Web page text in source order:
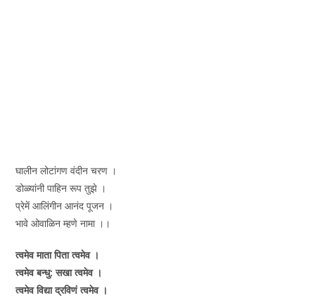
घालीन लोटांगण वंदीन चरण ।
डोळ्यांनी पाहिन रूप तुझे ।
प्रेमें आलिंगीन आनंद पूजन ।
भावे ओवाळिन म्हणे नामा ।।
त्वमेव माता पिता त्वमेव ।
त्वमेव बन्धु: सखा त्वमेव ।
त्वमेव विद्या द्रविणं त्वमेव ।